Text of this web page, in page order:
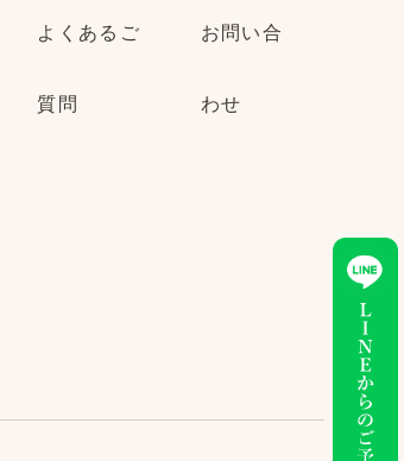
よくあるご
質問
お問い合
わせ